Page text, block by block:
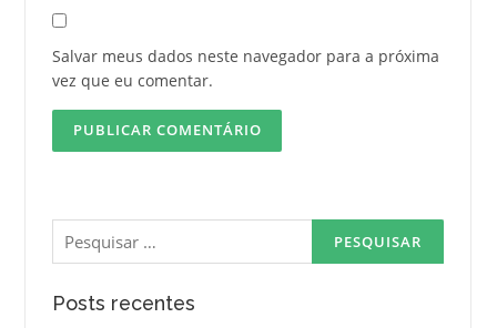
Salvar meus dados neste navegador para a próxima
vez que eu comentar.
Pesquisar
por:
Posts recentes